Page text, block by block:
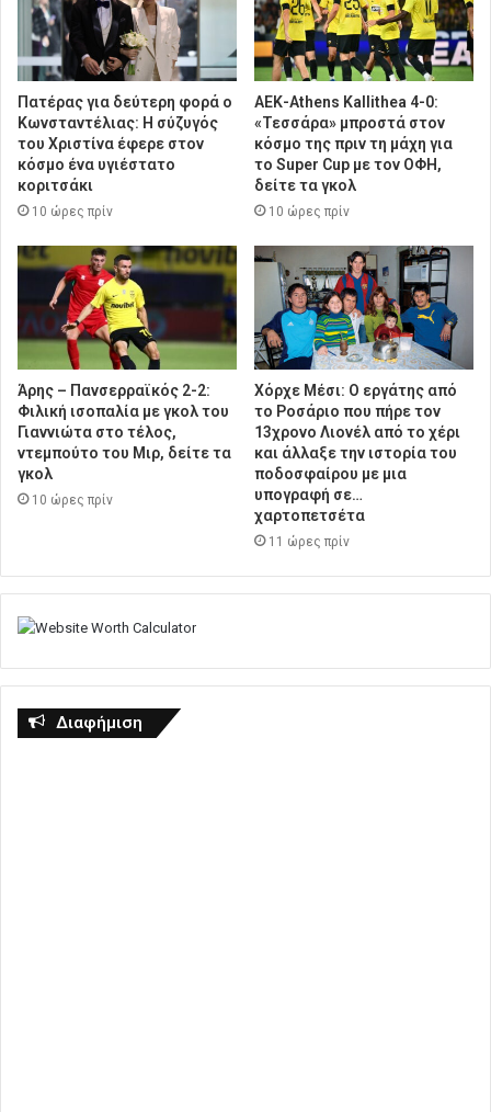
Πατέρας για δεύτερη φορά ο
Κωνσταντέλιας: Η σύζυγός
του Χριστίνα έφερε στον
κόσμο ένα υγιέστατο
κοριτσάκι
10 ώρες πρίν
ΑΕΚ-Athens Kallithea 4-0:
«Τεσσάρα» μπροστά στον
κόσμο της πριν τη μάχη για
το Super Cup με τον ΟΦΗ,
δείτε τα γκολ
10 ώρες πρίν
Άρης – Πανσερραϊκός 2-2:
Φιλική ισοπαλία με γκολ του
Γιαννιώτα στο τέλος,
ντεμπούτο του Μιρ, δείτε τα
γκολ
10 ώρες πρίν
Χόρχε Μέσι: Ο εργάτης από
το Ροσάριο που πήρε τον
13χρονο Λιονέλ από το χέρι
και άλλαξε την ιστορία του
ποδοσφαίρου με μια
υπογραφή σε…
χαρτοπετσέτα
11 ώρες πρίν
Διαφήμιση